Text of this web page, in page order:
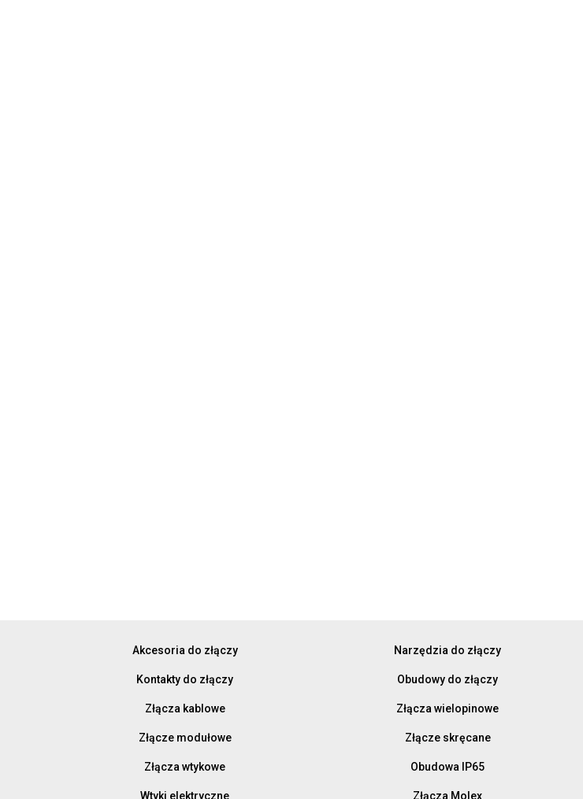
Akcesoria do złączy
Kontakty do złączy
Złącza kablowe
Złącze modułowe
Złącza wtykowe
Wtyki elektryczne
Narzędzia do złączy
Obudowy do złączy
Złącza wielopinowe
Złącze skręcane
Obudowa IP65
Złącza Molex